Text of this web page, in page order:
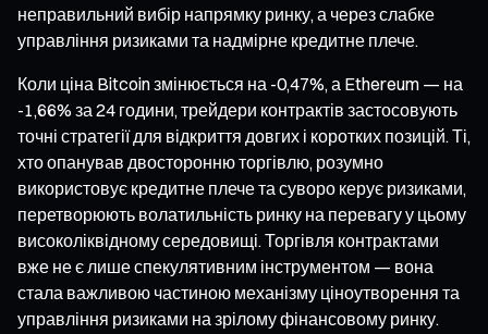
неправильний вибір напрямку ринку, а через слабке
управління ризиками та надмірне кредитне плече.
Коли ціна Bitcoin змінюється на -0,47%, а Ethereum — на
-1,66% за 24 години, трейдери контрактів застосовують
точні стратегії для відкриття довгих і коротких позицій. Ті,
хто опанував двосторонню торгівлю, розумно
використовує кредитне плече та суворо керує ризиками,
перетворюють волатильність ринку на перевагу у цьому
високоліквідному середовищі. Торгівля контрактами
вже не є лише спекулятивним інструментом — вона
стала важливою частиною механізму ціноутворення та
управління ризиками на зрілому фінансовому ринку.